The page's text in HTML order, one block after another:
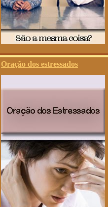
Oração dos estressados